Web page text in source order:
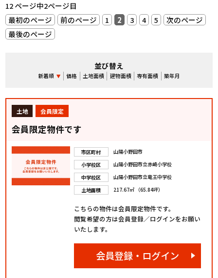
12 ページ中2ページ目
最初のページ
前のページ 1 2 3 4 5
次のページ
最後のページ
並び替え
新着順 価格 土地面積 建物面積 専有面積 築年月
土地 会員限定
会員限定物件です
市区町村
山陽小野田市
小学校区
山陽小野田市立赤崎小学校
中学校区
山陽小野田市立竜王中学校
土地面積
217.67㎡ （65.84坪）
こちらの物件は会員限定物件です。
閲覧希望の方は会員登録／ログインをお願い
いたします。
会員登録・ログイン